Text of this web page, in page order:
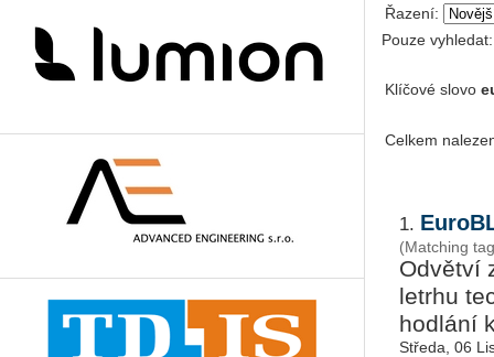
Řazení:
Pouze
Klíčové slovo
Celkem
1.
(Matching
Od­vět­ví
letr­hu
hod­lá­ní
Středa, 06